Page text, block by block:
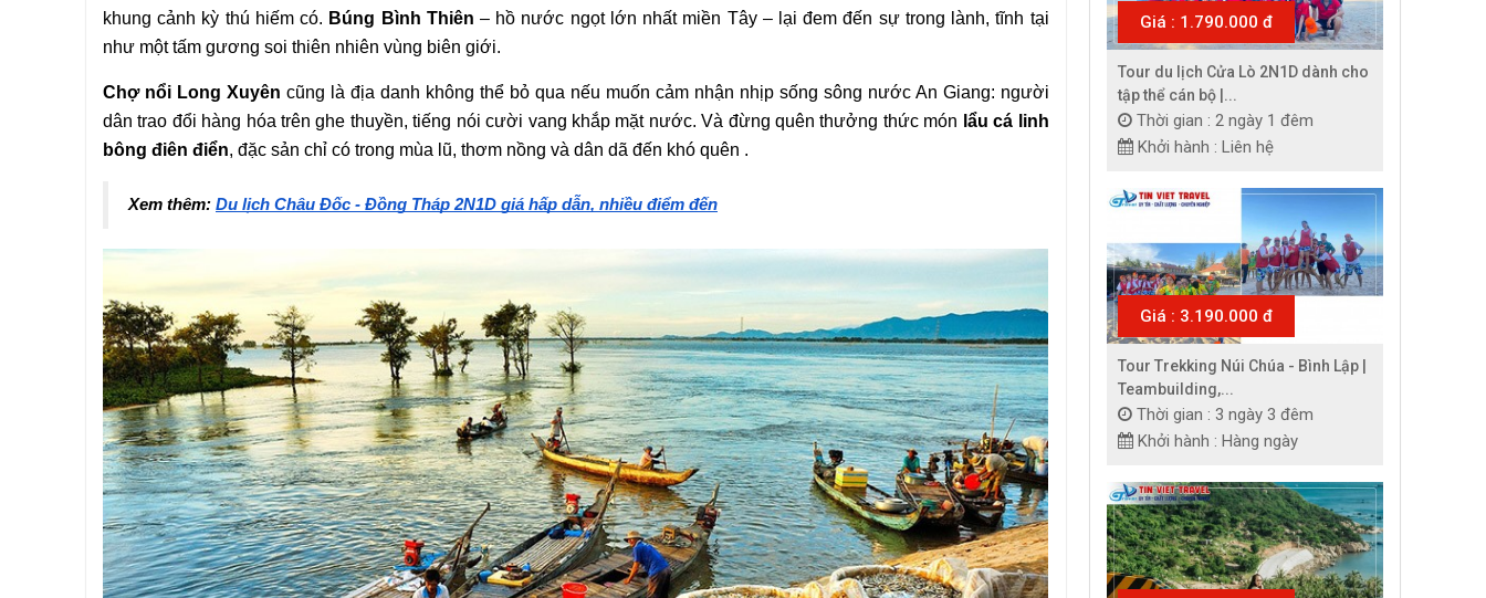
khung cảnh kỳ thú hiếm có. Búng Bình Thiên – hồ nước ngọt lớn nhất miền Tây – lại đem đến sự trong lành, tĩnh tại
như một tấm gương soi thiên nhiên vùng biên giới.
Chợ nổi Long Xuyên cũng là địa danh không thể bỏ qua nếu muốn cảm nhận nhịp sống sông nước An Giang: người
dân trao đổi hàng hóa trên ghe thuyền, tiếng nói cười vang khắp mặt nước. Và đừng quên thưởng thức món lẩu cá linh
bông điên điển, đặc sản chỉ có trong mùa lũ, thơm nồng và dân dã đến khó quên .
Xem thêm: Du lịch Châu Đốc - Đồng Tháp 2N1D giá hấp dẫn, nhiều điểm đến
Giá : 1.790.000 đ
Tour du lịch Cửa Lò 2N1D dành cho
tập thể cán bộ |...
Thời gian : 2 ngày 1 đêm
Khởi hành : Liên hệ
Giá : 3.190.000 đ
Tour Trekking Núi Chúa - Bình Lập |
Teambuilding,...
Thời gian : 3 ngày 3 đêm
Khởi hành : Hàng ngày